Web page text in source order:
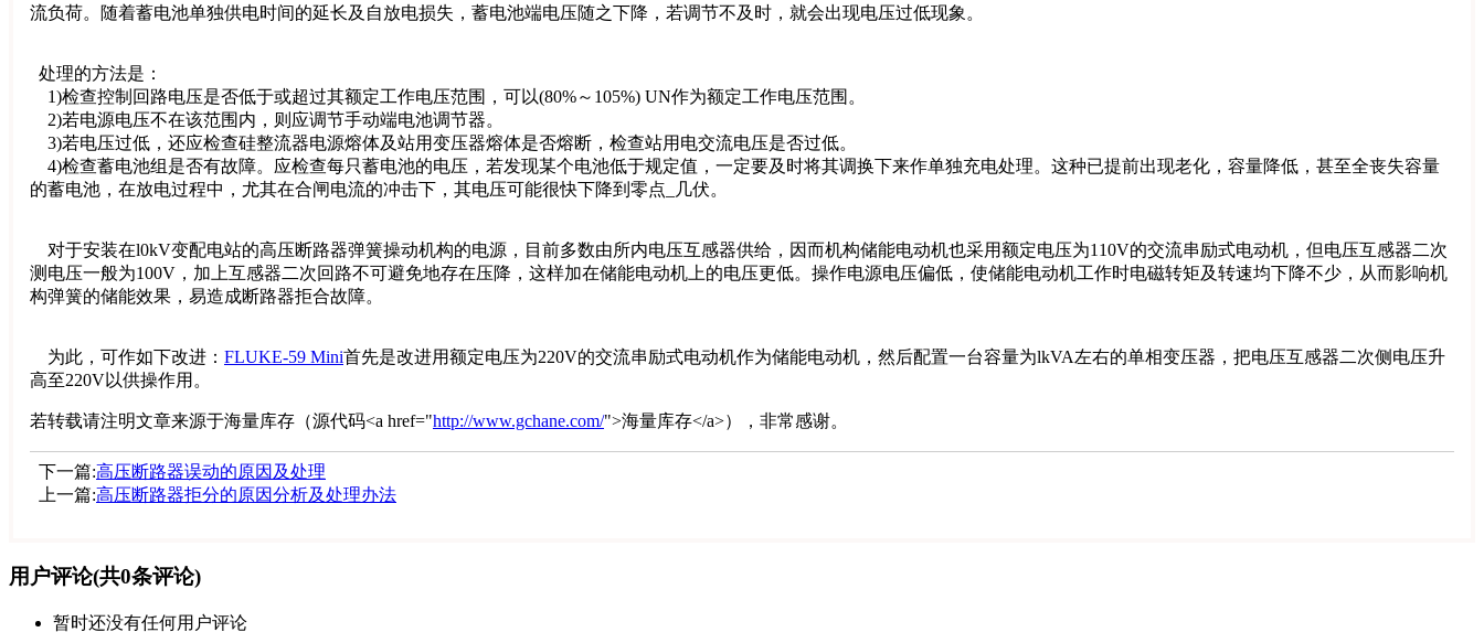
流负荷。随着蓄电池单独供电时间的延长及自放电损失，蓄电池端电压随之下降，若调节不及时，就会出现电压过低现象。
处理的方法是：
1)检查控制回路电压是否低于或超过其额定工作电压范围，可以(80%～105%) UN作为额定工作电压范围。
2)若电源电压不在该范围内，则应调节手动端电池调节器。
3)若电压过低，还应检查硅整流器电源熔体及站用变压器熔体是否熔断，检查站用电交流电压是否过低。
4)检查蓄电池组是否有故障。应检查每只蓄电池的电压，若发现某个电池低于规定值，一定要及时将其调换下来作单独充电处理。这种已提前出现老化，容量降低，甚至全丧失容量
的蓄电池，在放电过程中，尤其在合闸电流的冲击下，其电压可能很快下降到零点_几伏。
对于安装在l0kV变配电站的高压断路器弹簧操动机构的电源，目前多数由所内电压互感器供给，因而机构储能电动机也采用额定电压为110V的交流串励式电动机，但电压互感器二次
测电压一般为100V，加上互感器二次回路不可避免地存在压降，这样加在储能电动机上的电压更低。操作电源电压偏低，使储能电动机工作时电磁转矩及转速均下降不少，从而影响机
构弹簧的储能效果，易造成断路器拒合故障。
为此，可作如下改进： FLUKE-59 Mini首先是改进用额定电压为220V的交流串励式电动机作为储能电动机，然后配置一台容量为lkVA左右的单相变压器，把电压互感器二次侧电压升
高至220V以供操作用。
若转载请注明文章来源于海量库存（源代码<a href="http://www.gchane.com/">海量库存</a>），非常感谢。
下一篇:高压断路器误动的原因及处理
上一篇:高压断路器拒分的原因分析及处理办法
用户评论(共0条评论)
暂时还没有任何用户评论